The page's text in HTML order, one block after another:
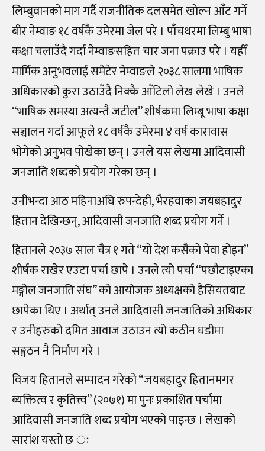
लिम्बुवानको माग गर्दै राजनीतिक दलसमेत खोल्न आँट गर्ने
बीर नेम्वाङ १८ वर्षकै उमेरमा जेल परे । पाँचथरमा लिम्बु भाषा
कक्षा चलाउँदै गर्दा नेम्वाङसहित चार जना पक्राउ परे । यहीँ
मार्मिक अनुभवलाई समेटेर नेम्वाङले २०३८ सालमा भाषिक
अधिकारको कुरा उठाउँदै निक्कै आँटिलो लेख लेखे । उनले
“भाषिक समस्या अत्यन्तै जटील” शीर्षकमा लिम्बू भाषा कक्षा
सञ्चालन गर्दा आफूले १८ वर्षकै उमेरमा ४ वर्ष कारावास
भोगेको अनुभव पोखेका छन् । उनले यस लेखमा आदिवासी
जनजाति शब्दको प्रयोग गरेका छन् ।
उनीभन्दा आठ महिनाअघि रुपन्देही, भैरहवाका जयबहादुर
हितान देखिन्छन्, आदिवासी जनजाति शब्द प्रयोग गर्ने ।
हितानले २०३७ साल चैत्र १ गते “यो देश कसैको पेवा होइन”
शीर्षक राखेर एउटा पर्चा छापे । उनले त्यो पर्चा “पछौटाइएका
मङ्गोल जनजाति संघ” को आयोजक अध्यक्षको हैसियतबाट
छापेका थिए । अर्थात् उनले आदिवासी जनजातिको अधिकार
र उनीहरुको दमित आवाज उठाउन त्यो कठीन घडीमा
सङ्गठन नै निर्माण गरे ।
विजय हितानले सम्पादन गरेको “जयबहादुर हितानमगर
ब्यक्तित्व र कृतित्त्व” (२०७१) मा पुनः प्रकाशित पर्चामा
आदिवासी जनजाति शब्द प्रयोग भएको पाइन्छ । लेखको
सारांश यस्तो छ ः